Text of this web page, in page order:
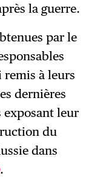
la guerre.
par le
à leurs
dernières
exposant leur
du
dans
.